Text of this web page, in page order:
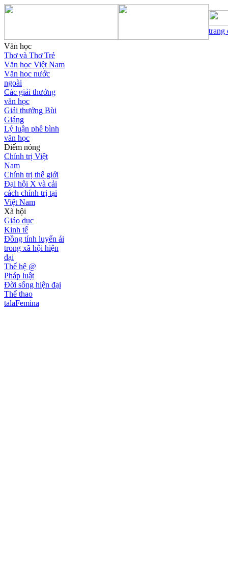
trang
Văn học
Thơ và Thơ Trẻ
Văn học Việt Nam
Văn học nước
ngoài
Các giải thưởng
văn học
Giải thưởng Bùi
Giáng
Lý luận phê bình
văn học
Điểm nóng
Chính trị Việt
Nam
Chính trị thế giới
Đại hội X và cải
cách chính trị tại
Việt Nam
Xã hội
Giáo dục
Kinh tế
Đồng tính luyến ái
trong xã hội hiện
đại
Thế hệ @
Pháp luật
Đời sống hiện đại
Thể thao
talaFemina